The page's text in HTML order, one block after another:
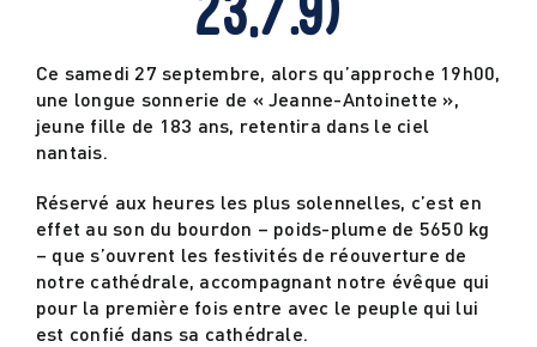
Contact
Ce samedi 27 septembre, alors qu’approche 19h00,
une longue sonnerie de « Jeanne-Antoinette »,
jeune fille de 183 ans, retentira dans le ciel
nantais.
Réservé aux heures les plus solennelles, c’est en
effet au son du bourdon – poids-plume de 5650 kg
– que s’ouvrent les festivités de réouverture de
notre cathédrale, accompagnant notre évêque qui
pour la première fois entre avec le peuple qui lui
est confié dans sa cathédrale.